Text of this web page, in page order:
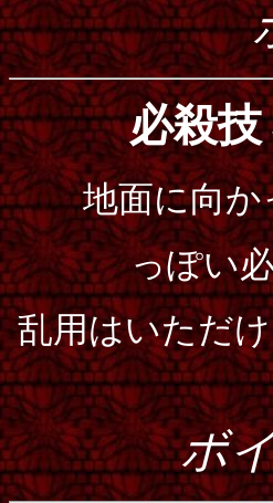
必殺
地面に向
っぽい
乱用はいただ
ボ